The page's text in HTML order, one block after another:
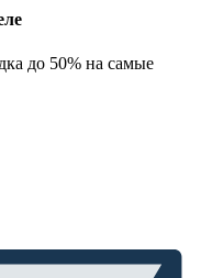
до 50% на самые